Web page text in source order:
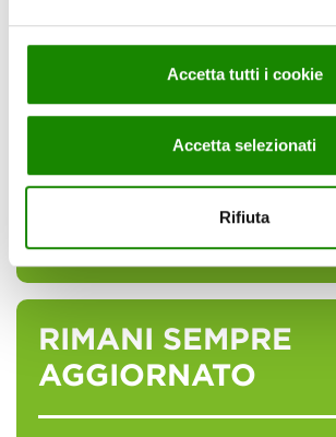
Accetta tutti i cookie
Accetta selezionati
Rifiuta
IN CONTATTO CON
CIRFOOD
Sei interessato ai nostri servizi?
Info e preventivi
RIMANI SEMPRE
AGGIORNATO